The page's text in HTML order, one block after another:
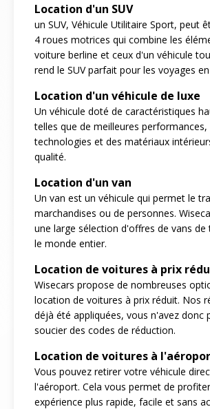
Location d'un SUV
un SUV, Véhicule Utilitaire Sport, peut
4 roues motrices qui combine les
voiture berline et ceux d'un véhicule
rend le SUV parfait pour les voyages
Location d'un véhicule de luxe
Un véhicule doté de caractéristiques
telles que de meilleures performances,
technologies et des matériaux
qualité.
Location d'un van
Un van est un véhicule qui permet le
marchandises ou de personnes.
une large sélection d'offres de vans de
le monde entier.
Location de voitures à prix
Wisecars propose de nombreuses
location de voitures à prix réduit. Nos
déjà été appliquées, vous n'avez donc
soucier des codes de réduction.
Location de voitures à
Vous pouvez retirer votre véhicule
l'aéroport. Cela vous permet de
expérience plus rapide, facile et sans